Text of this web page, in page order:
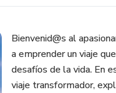
Bienvenid@s al
a emprender un viaje
desafíos de la vida. En
viaje transformador,